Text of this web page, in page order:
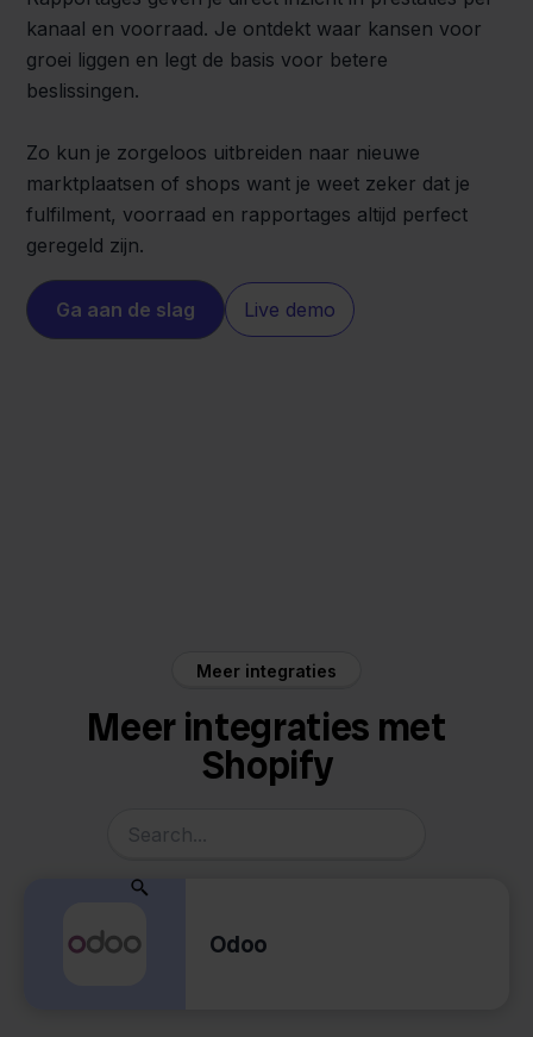
kanaal en voorraad. Je ontdekt waar kansen voor
groei liggen en legt de basis voor betere
beslissingen.
Zo kun je zorgeloos uitbreiden naar nieuwe
marktplaatsen of shops want je weet zeker dat je
fulfilment, voorraad en rapportages altijd perfect
geregeld zijn.
Ga aan de slag Live demo
Meer integraties
Meer integraties met
Shopify
Odoo